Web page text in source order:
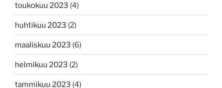
toukokuu 2023 (4)
huhtikuu 2023 (2)
maaliskuu 2023 (6)
helmikuu 2023 (2)
tammikuu 2023 (4)